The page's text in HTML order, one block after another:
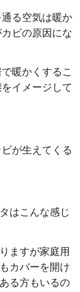
る空気は暖か
カビの原因にな
暖かくするこ
イメージして
が生えてくる
はこんな感じ
ますが家庭用
カバーを開け
る方もいるの